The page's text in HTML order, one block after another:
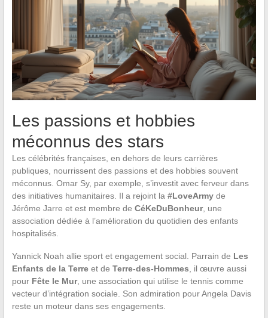
Les passions et hobbies
méconnus des stars
Les célébrités françaises, en dehors de leurs carrières
publiques, nourrissent des passions et des hobbies souvent
méconnus. Omar Sy, par exemple, s’investit avec ferveur dans
des initiatives humanitaires. Il a rejoint la #LoveArmyde
Jérôme Jarre et est membre de CéKeDuBonheur, une
association dédiée à l’amélioration du quotidien des enfants
hospitalisés.
Yannick Noah allie sport et engagement social. Parrain de Les
Enfants de la Terreet de Terre-des-Hommes , il œuvre aussi
pour Fête le Mur, une association qui utilise le tennis comme
vecteur d’intégration sociale. Son admiration pour Angela Davis
reste un moteur dans ses engagements.